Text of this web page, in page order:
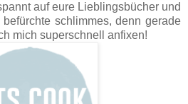
auf eure Lieblingsbücher und
schlimmes, denn gerade
mich superschnell anfixen!